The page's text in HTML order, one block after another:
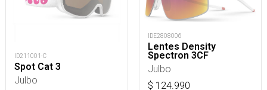
ID211001-C
Spot Cat 3
Julbo
IDE2808006
Lentes Density
Spectron 3CF
Julbo
$ 124.990